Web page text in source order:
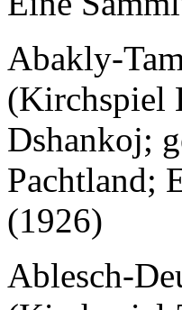
Abakly-
(Kirchspiel
Dshankoj;
Pachtland;
(1926)
Ablesch-